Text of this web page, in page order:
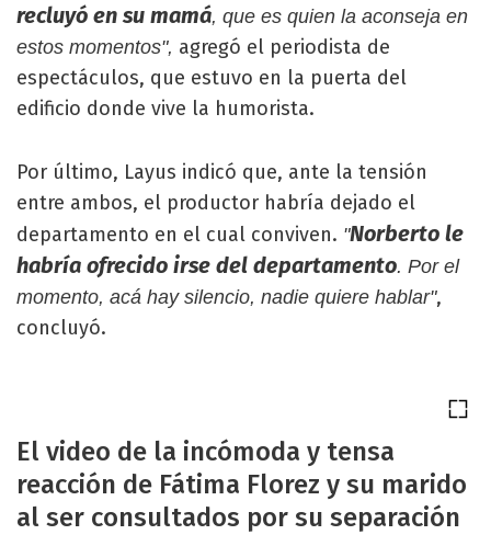
recluyó en su mamá, que es quien la aconseja en
estos momentos", agregó el periodista de
espectáculos, que estuvo en la puerta del
edificio donde vive la humorista.
Por último, Layus indicó que, ante la tensión
entre ambos, el productor habría dejado el
departamento en el cual conviven. "Norberto le
habría ofrecido irse del departamento. Por el
momento, acá hay silencio, nadie quiere hablar",
concluyó.
El video de la incómoda y tensa
reacción de Fátima Florez y su marido
al ser consultados por su separación